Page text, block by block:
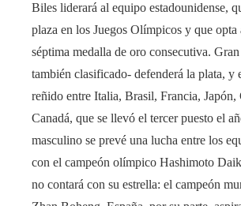
Biles liderará al equipo estadounidense,
plaza en los Juegos Olímpicos y que opta
séptima medalla de oro consecutiva.
también clasificado- defenderá la plata, y
reñido entre Italia, Brasil, Francia, Japón,
Canadá, que se llevó el tercer puesto el
masculino se prevé una lucha entre los
con el campeón olímpico Hashimoto
no contará con su estrella: el campeón